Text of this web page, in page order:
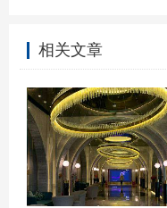
,便宜59下午六个小时,
是觉得预约经常会搞
包厢服务员,(不够给补
ktv欢唱三小时的霸王
相关文章